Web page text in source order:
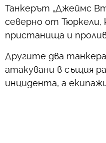
Танкерът „Джеймс
северно от
пристанища и
Другите два
атакувани в същия
инцидента, а